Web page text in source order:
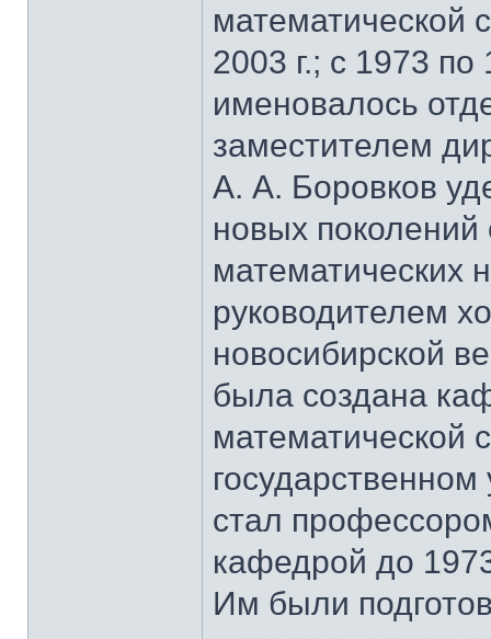
математической
2003 г.; с 1973 по
именовалось
заместителем
А. А. Боровков
новых поколений
математических
руководителем
новосибирской
была создана
математической
стал
кафедрой до
Им были